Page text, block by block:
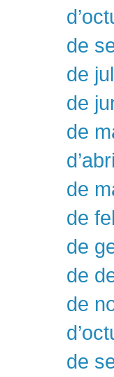
de
de
de
de
de
de
de
de
de
de